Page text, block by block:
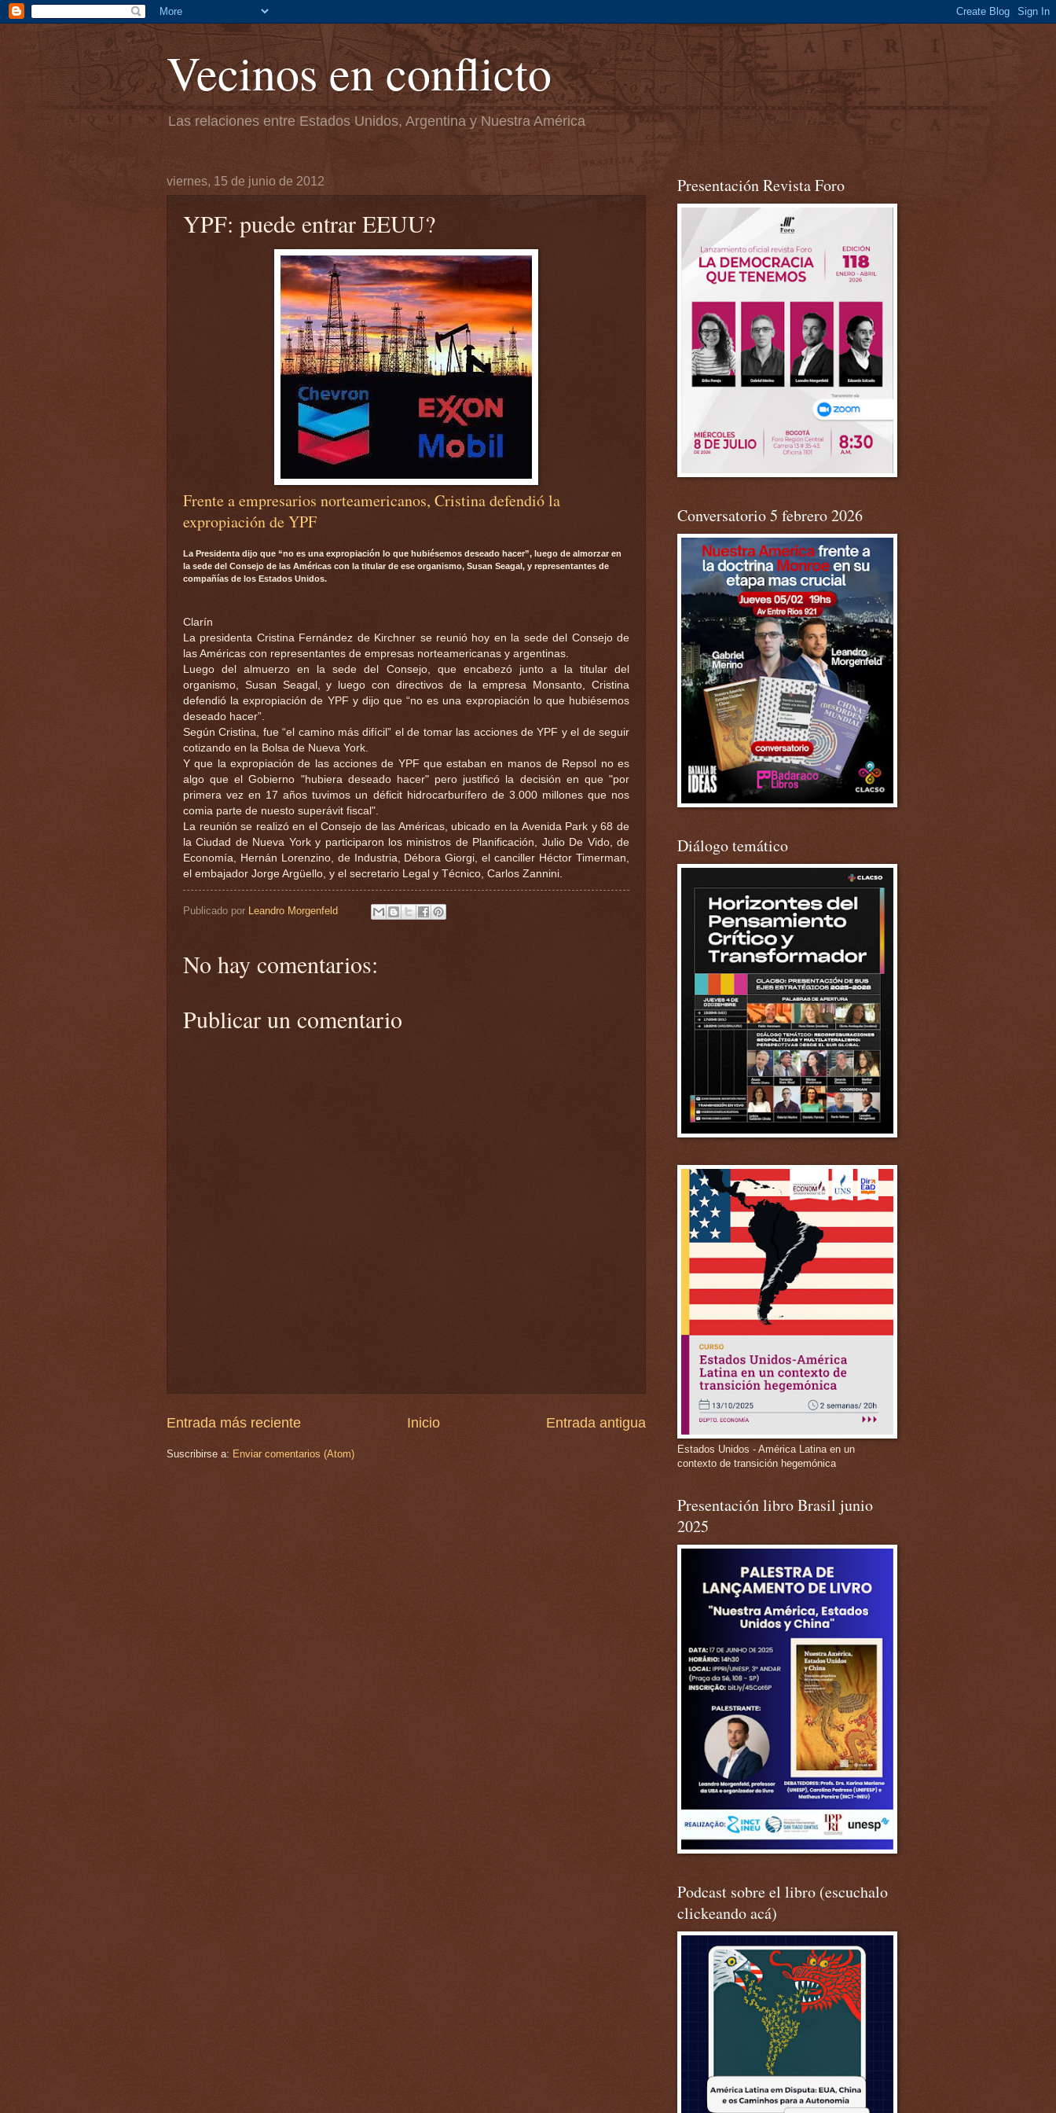
Vecinos en conflicto
Las relaciones entre Estados Unidos, Argentina y Nuestra América
viernes, 15 de junio de 2012
YPF: puede entrar EEUU?
Frente a empresarios norteamericanos, Cristina defendió la
expropiación de YPF
La Presidenta dijo que “no es una expropiación lo que hubiésemos deseado hacer”, luego de almorzar en
la sede del Consejo de las Américas con la titular de ese organismo, Susan Seagal, y representantes de
compañías de los Estados Unidos.
Clarín
La presidenta Cristina Fernández de Kirchner se reunió hoy en la sede del Consejo de
las Américas con representantes de empresas norteamericanas y argentinas.
Luego del almuerzo en la sede del Consejo, que encabezó junto a la titular del
organismo, Susan Seagal, y luego con directivos de la empresa Monsanto, Cristina
defendió la expropiación de YPF y dijo que “no es una expropiación lo que hubiésemos
deseado hacer”.
Según Cristina, fue “el camino más difícil” el de tomar las acciones de YPF y el de seguir
cotizando en la Bolsa de Nueva York.
Y que la expropiación de las acciones de YPF que estaban en manos de Repsol no es
algo que el Gobierno "hubiera deseado hacer" pero justificó la decisión en que "por
primera vez en 17 años tuvimos un déficit hidrocarburífero de 3.000 millones que nos
comia parte de nuesto superávit fiscal".
La reunión se realizó en el Consejo de las Américas, ubicado en la Avenida Park y 68 de
la Ciudad de Nueva York y participaron los ministros de Planificación, Julio De Vido, de
Economía, Hernán Lorenzino, de Industria, Débora Giorgi, el canciller Héctor Timerman,
el embajador Jorge Argüello, y el secretario Legal y Técnico, Carlos Zannini.
Publicado por Leandro Morgenfeld
No hay comentarios:
Publicar un comentario
Entrada más reciente Entrada antigua
Inicio
Suscribirse a: Enviar comentarios (Atom)
Presentación Revista Foro
Conversatorio 5 febrero 2026
Diálogo temático
Estados Unidos - América Latina en un
contexto de transición hegemónica
Presentación libro Brasil junio
2025
Podcast sobre el libro (escuchalo
clickeando acá)